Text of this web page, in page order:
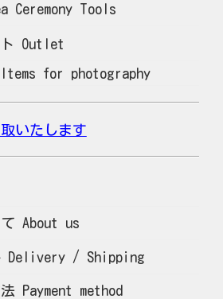
Ceremony Tools
ト Outlet
for photography
いたします
About us
Delivery / Shipping
Payment method